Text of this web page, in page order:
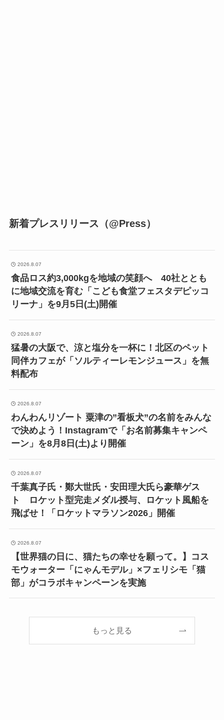
新着プレスリリース（@Press）
2026.8.07
食品ロス約3,000kgを地域の笑顔へ 40社ととも
に地域交流を育む「こども食堂フェスタデピッコ
リーナ」を9月5日(土)開催
2026.8.07
猛暑の大阪で、涼と塩分を一杯に！北区のペット
同伴カフェが「ソルティーレモンジュース」を無
料配布
2026.8.07
わんわんリゾート 粟津の”看板犬”の名前をみんな
で決めよう！Instagramで「お名前募集キャンペ
ーン」を8月8日(土)より開催
2026.8.07
千葉真子氏・鄭大世氏・安田理大氏ら豪華ゲス
ト ロケット型完走メダル授与、ロケット風船を
飛ばせ！「ロケットマラソン2026」開催
2026.8.07
【世界猫の日に、猫たちの幸せを願って。】コス
モウォーター「にゃんモデル」×フェリシモ「猫
部」がコラボキャンペーンを実施
もっと見る